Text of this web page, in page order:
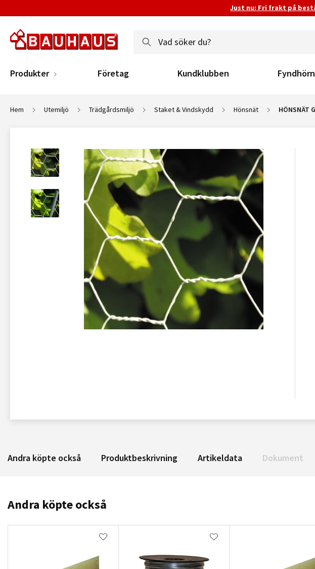
Just nu: Fri frakt på
Produkter Företag Kundklubben
Hem Utemiljö Trädgårdsmiljö Staket & Vindskydd Hönsnät HÖNSNÄT
Andra köpte också Produktbeskrivning Artikeldata Dokument
Andra köpte också